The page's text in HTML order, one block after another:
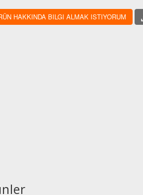
HAKKINDA BILGI ALMAK ISTIYORUM